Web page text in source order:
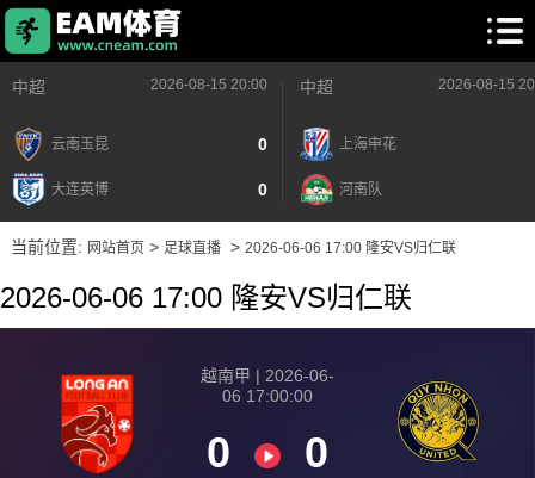
中超 2026-08-15 20:00
云南玉昆 0
大连英博 0
中超 2026-08-15
上海申花
河南队
当前位置: 网站首页> 足球直播> 2026-06-06 17:00 隆安VS归仁联
2026-06-06 17:00 隆安VS归仁联
越南甲 | 2026-06-
06 17:00:00
0 0